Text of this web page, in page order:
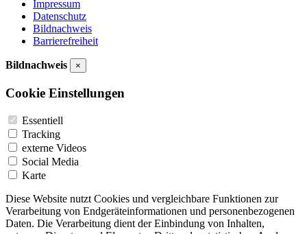
Impressum
Datenschutz
Bildnachweis
Barrierefreiheit
Bildnachweis ×
Cookie Einstellungen
Essentiell
Tracking
externe Videos
Social Media
Karte
Diese Website nutzt Cookies und vergleichbare Funktionen zur
Verarbeitung von Endgeräteinformationen und personenbezogenen
Daten. Die Verarbeitung dient der Einbindung von Inhalten,